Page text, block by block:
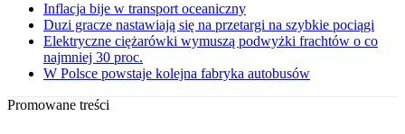
Inflacja bije w transport oceaniczny
Duzi gracze nastawiają się na przetargi na szybkie pociągi
Elektryczne ciężarówki wymuszą podwyżki frachtów o co
najmniej 30 proc.
W Polsce powstaje kolejna fabryka autobusów
Promowane treści